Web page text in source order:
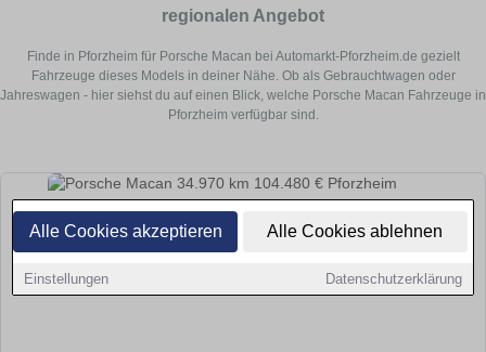
Alle Cookies akzeptieren Alle Cookies ablehnen
Einstellungen Datenschutzerklärung
regionalen Angebot
Finde in Pforzheim für Porsche Macan bei Automarkt-Pforzheim.de gezielt
Fahrzeuge dieses Models in deiner Nähe. Ob als Gebrauchtwagen oder
Jahreswagen - hier siehst du auf einen Blick, welche Porsche Macan Fahrzeuge in
Pforzheim verfügbar sind.